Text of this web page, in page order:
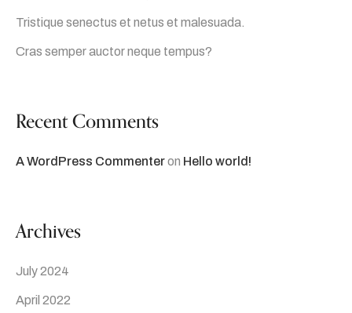
Tristique senectus et netus et malesuada.
Cras semper auctor neque tempus?
Recent Comments
A WordPress Commenteron Hello world!
Archives
July 2024
April 2022